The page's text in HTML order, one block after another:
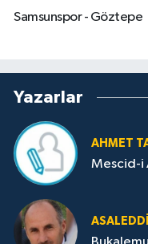
Samsunspor - Göztepe
Yazarlar
AHMET
Mescid-i